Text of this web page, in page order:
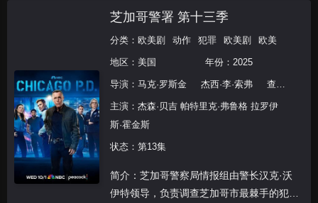
芝加哥警署 第十三季
分类： 欧美剧 动作 犯罪 欧美剧 欧美
地区： 美国 年份： 2025
导演： 马克·罗斯金 杰西·李·索弗 查德·萨克斯顿
主演： 杰森·贝吉 帕特里克·弗鲁格 拉罗伊
斯·霍金斯
状态：第13集
简介：芝加哥警察局情报组由警长汉克·沃
伊特领导，负责调查芝加哥市最棘手的犯罪